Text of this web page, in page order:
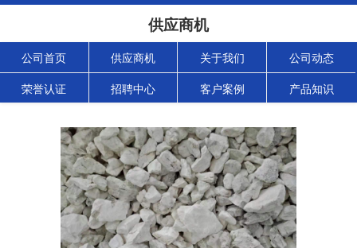
供应商机
公司首页 供应商机 关于我们 公司动态
荣誉认证 招聘中心 客户案例 产品知识